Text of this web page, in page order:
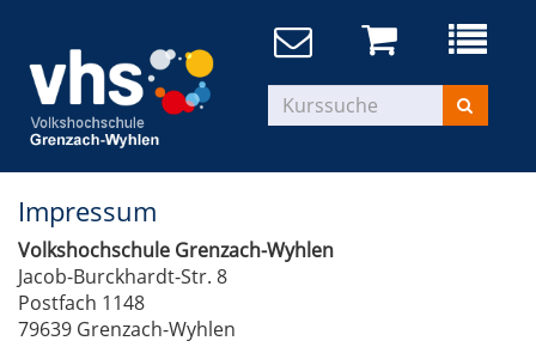
Impressum
Volkshochschule Grenzach-Wyhlen
Jacob-Burckhardt-Str. 8
Postfach 1148
79639 Grenzach-Wyhlen